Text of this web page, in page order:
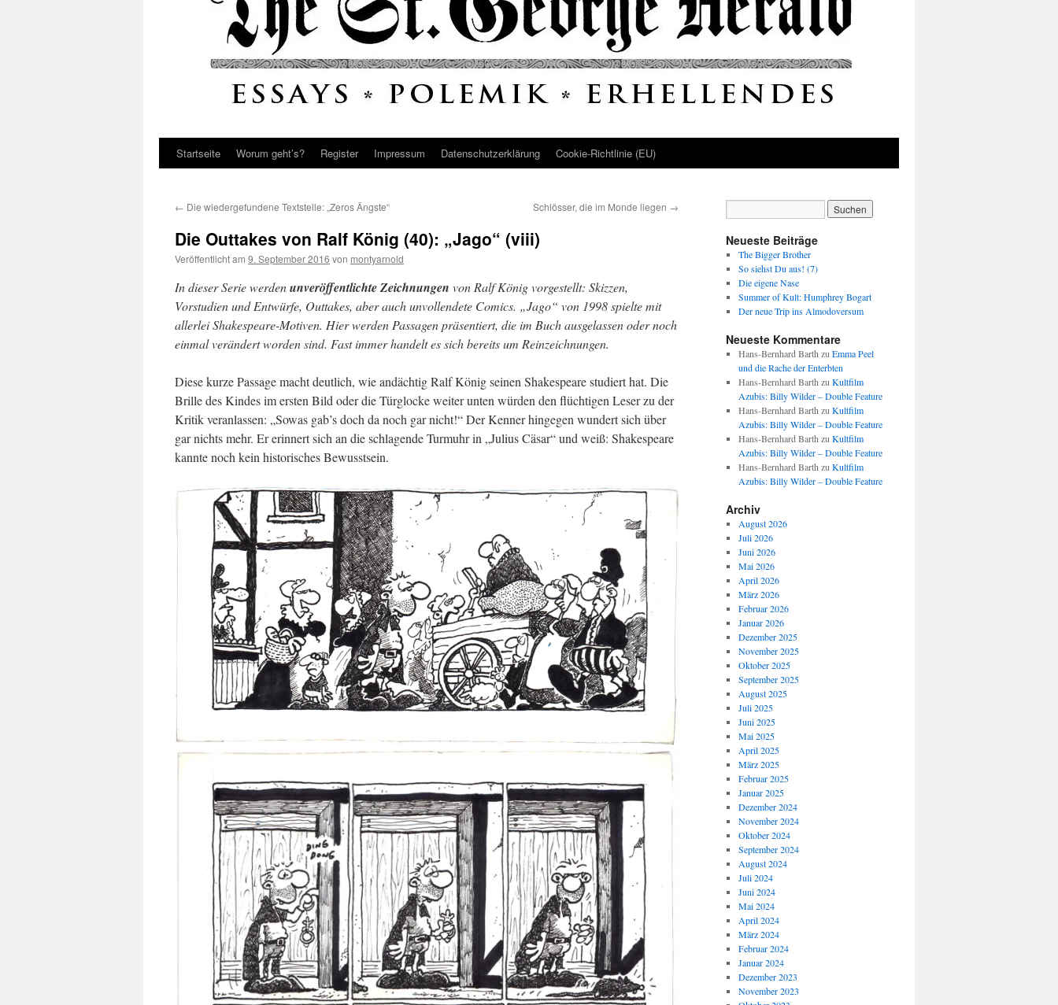
Startseite Worum geht’s? Register Impressum Datenschutz­erklärung Cookie-Richtlinie (EU)
← Die wiedergefundene Textstelle: „Zeros Ängste“ Schlösser, die im Monde liegen →
Die Outtakes von Ralf König (40): „Jago“ (viii)
Veröffentlicht am 9. September 2016 von montyarnold
In dieser Serie werdenunveröffentlichte Zeichnungen von Ralf König vorgestellt: Skizzen,
Vorstudien und Entwürfe, Outtakes, aber auch unvollendete Comics. „Jago“ von 1998 spielte mit
allerlei Shakespeare-Motiven. Hier werden Passagen präsentiert, die im Buch ausgelassen oder noch
einmal verändert worden sind. Fast immer handelt es sich bereits um Reinzeichnungen.
Diese kurze Passage macht deutlich, wie andächtig Ralf König seinen Shakespeare studiert hat. Die
Brille des Kindes im ersten Bild oder die Türglocke weiter unten würden den flüchtigen Leser zu der
Kritik veranlassen: „Sowas gab’s doch da noch gar nicht!“ Der Kenner hingegen wundert sich über
gar nichts mehr. Er erinnert sich an die schlagende Turmuhr in „Julius Cäsar“ und weiß: Shakespeare
kannte noch kein historisches Bewusstsein.
Neueste Beiträge
The Bigger Brother
So siehst Du aus! (7)
Die eigene Nase
Summer of Kult: Humphrey Bogart
Der neue Trip ins Almodoversum
Neueste Kommentare
Hans-Bernhard Barth zu Emma Peel
und die Rache der Enterbten
Hans-Bernhard Barth zu Kultfilm
Azubis: Billy Wilder – Double Feature
Hans-Bernhard Barth zu Kultfilm
Azubis: Billy Wilder – Double Feature
Hans-Bernhard Barth zu Kultfilm
Azubis: Billy Wilder – Double Feature
Hans-Bernhard Barth zu Kultfilm
Azubis: Billy Wilder – Double Feature
Archiv
August 2026
Juli 2026
Juni 2026
Mai 2026
April 2026
März 2026
Februar 2026
Januar 2026
Dezember 2025
November 2025
Oktober 2025
September 2025
August 2025
Juli 2025
Juni 2025
Mai 2025
April 2025
März 2025
Februar 2025
Januar 2025
Dezember 2024
November 2024
Oktober 2024
September 2024
August 2024
Juli 2024
Juni 2024
Mai 2024
April 2024
März 2024
Februar 2024
Januar 2024
Dezember 2023
November 2023